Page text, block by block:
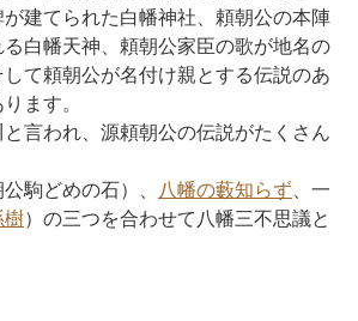
が建てられた白幡神社、頼朝公の本陣
白幡天神、頼朝公家臣の歌が地名の
て頼朝公が名付け親とする伝説のあ
ます。
言われ、源頼朝公の伝説がたくさん
駒どめの石）、
八幡の藪知らず、一
樹）の三つを合わせて八幡三不思議と